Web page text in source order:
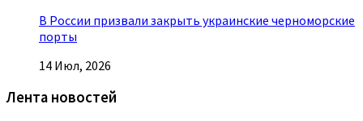
В России призвали закрыть украинские черноморские
порты
14 Июл, 2026
Лента новостей